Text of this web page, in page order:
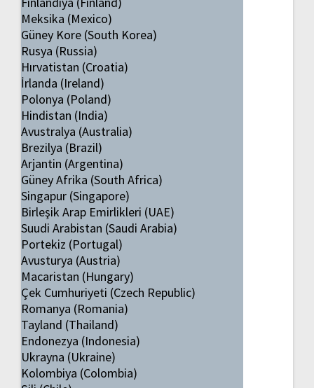
Meksika (Mexico)
Güney Kore (South Korea)
Rusya (Russia)
Hırvatistan (Croatia)
İrlanda (Ireland)
Polonya (Poland)
Hindistan (India)
Avustralya (Australia)
Brezilya (Brazil)
Arjantin (Argentina)
Güney Afrika (South Africa)
Singapur (Singapore)
Birleşik Arap Emirlikleri (UAE)
Suudi Arabistan (Saudi Arabia)
Portekiz (Portugal)
Avusturya (Austria)
Macaristan (Hungary)
Çek Cumhuriyeti (Czech Republic)
Romanya (Romania)
Tayland (Thailand)
Endonezya (Indonesia)
Ukrayna (Ukraine)
Kolombiya (Colombia)